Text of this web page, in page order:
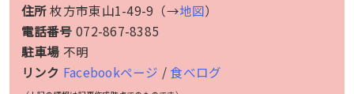
住所枚方市東山1-49-9（→地図）
電話番号 072-867-8385
駐車場 不明
リンク Facebookページ / 食べログ